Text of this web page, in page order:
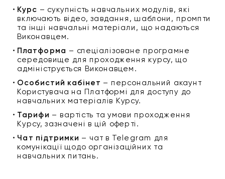
Курс – сукупність навчальних модулів, які
включають відео, завдання, шаблони, промпти
та інші навчальні матеріали, що надаються
Виконавцем.
Платформа – спеціалізоване програмне
середовище для проходження курсу, що
адмініструється Виконавцем.
Особистий кабінет – персональний акаунт
Користувача на Платформі для доступу до
навчальних матеріалів Курсу.
Тарифи – вартість та умови проходження
Курсу, зазначені в цій оферті.
Чат підтримки – чат в Telegram для
комунікації щодо організаційних та
навчальних питань.